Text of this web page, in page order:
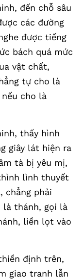
đến chỗ sâu
các đường
được tiếng
bách quá mức
vật chất,
tự cho là
cho là
thấy hình
giây lát hiện ra
tà bị yêu mị,
lình thuyết
chẳng phải
là thánh, gọi là
liền lọt vào
định trên,
giao tranh lẫn